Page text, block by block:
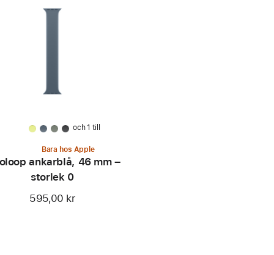
och 1 till
Bara hos Apple
ankarblå, 46 mm –
storlek 0
595,00 kr